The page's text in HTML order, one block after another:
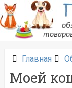
Перейти
к
содержанию
Главная
Моей